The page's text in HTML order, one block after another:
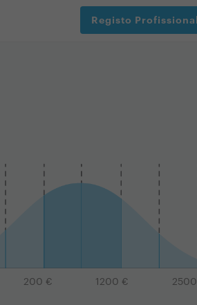
Registo Profissional
200 € 1200 € 2500